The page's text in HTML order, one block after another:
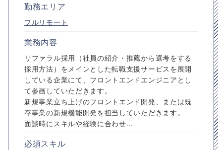
勤務エリア
フルリモート
業務内容
リファラル採用（社員の紹介・推薦から選考をする
採用方法）をメインとした転職支援サービスを展開
している企業にて、フロントエンドエンジニアとし
て参画していただきます。
新規事業立ち上げのフロントエンド開発、または既
存事業の新規機能開発を担当していただきます。
面談時にスキルや経験に合わせ...
必須スキル